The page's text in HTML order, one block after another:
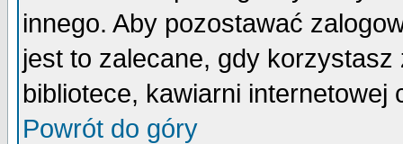
innego. Aby pozostawać
jest to zalecane, gdy
bibliotece, kawiarni internetowej
Powrót do góry